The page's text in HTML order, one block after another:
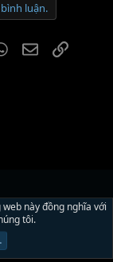
luận.
WhatsApp
EmailLink
Trợ giúp
R
này đồng nghĩa với
tôi.